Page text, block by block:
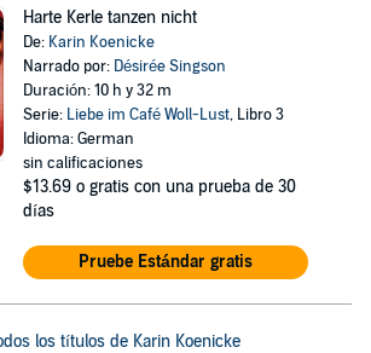
Harte Kerle tanzen nicht
De: Karin Koenicke
Narrado por: Désirée Singson
Duración: 10 h y 32 m
Serie: Liebe im Café Woll-Lust, Libro 3
Idioma: German
sin calificaciones
$13.69 o gratis con una prueba de 30
días
Pruebe Estándar gratis
los títulos de Karin Koenicke